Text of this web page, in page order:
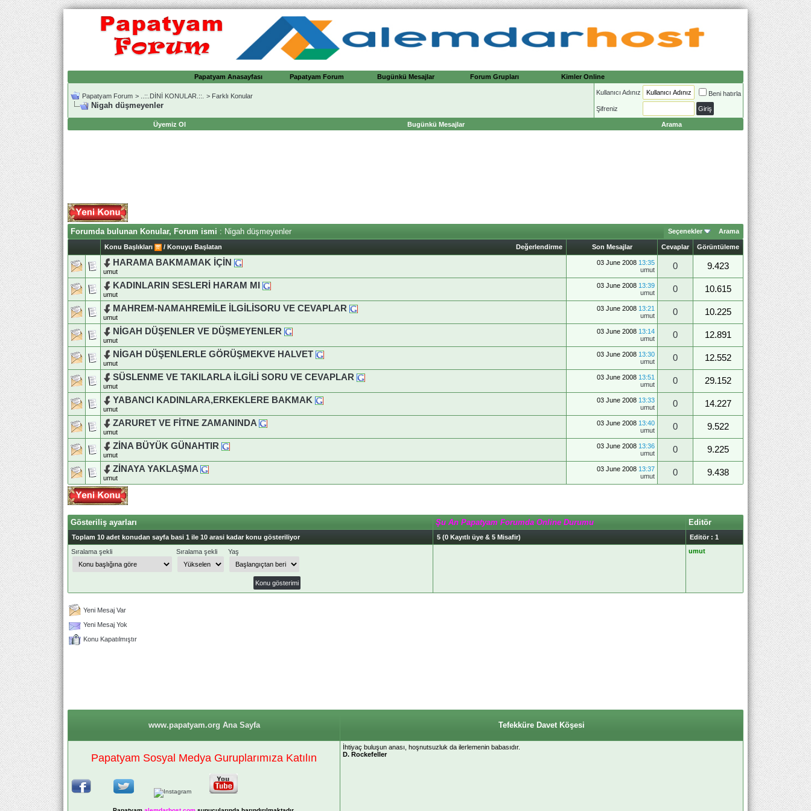
Papatyam Anasayfası Papatyam Forum Bugünkü Mesajlar Forum Grupları Kimler Online
Papatyam Forum > ..::.DİNİ KONULAR.::. > Farklı Konular
Nigah düşmeyenler
Kullanıcı Adınız Beni hatırla
Şifreniz
Üyemiz Ol Bugünkü Mesajlar Arama
Forumda bulunan Konular, Forum ismi : Nigah düşmeyenler Seçenekler Arama
Değerlendirme
Konu Başlıkları / Konuyu Başlatan Son Mesajlar Cevaplar Görüntüleme
HARAMA BAKMAMAK İÇİN
umut
03 June 2008 13:35
umut
0
9.423
KADINLARIN SESLERİ HARAM MI
umut
03 June 2008 13:39
umut
0
10.615
MAHREM-NAMAHREMİLE İLGİLİSORU VE CEVAPLAR
umut
03 June 2008 13:21
umut
0
10.225
NİGAH DÜŞENLER VE DÜŞMEYENLER
umut
03 June 2008 13:14
umut
0
12.891
NİGAH DÜŞENLERLE GÖRÜŞMEKVE HALVET
umut
03 June 2008 13:30
umut
0
12.552
SÜSLENME VE TAKILARLA İLGİLİ SORU VE CEVAPLAR
umut
03 June 2008 13:51
umut
0
29.152
YABANCI KADINLARA,ERKEKLERE BAKMAK
umut
03 June 2008 13:33
umut
0
14.227
ZARURET VE FİTNE ZAMANINDA
umut
03 June 2008 13:40
umut
0
9.522
ZİNA BÜYÜK GÜNAHTIR
umut
03 June 2008 13:36
umut
0
9.225
ZİNAYA YAKLAŞMA
umut
03 June 2008 13:37
umut
0 9.438
Gösteriliş ayarları Şu An Papatyam Forumda Online Durumu Editör
Toplam 10 adet konudan sayfa basi 1 ile 10 arasi kadar konu gösteriliyor 5 (0 Kayıtlı üye & 5 Misafir)
Editör : 1
Sıralama şekli
Sıralama şekli Yaş umut
Yeni Mesaj Var
Yeni Mesaj Yok
Konu Kapatılmıştır
www.papatyam.org Ana Sayfa Tefekküre Davet Köşesi
Papatyam Sosyal Medya Guruplarımıza Katılın
İhtiyaç buluşun anası, hoşnutsuzluk da ilerlemenin babasıdır.
D. Rockefeller